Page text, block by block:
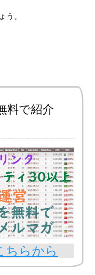
う。
料で紹介
ちらから